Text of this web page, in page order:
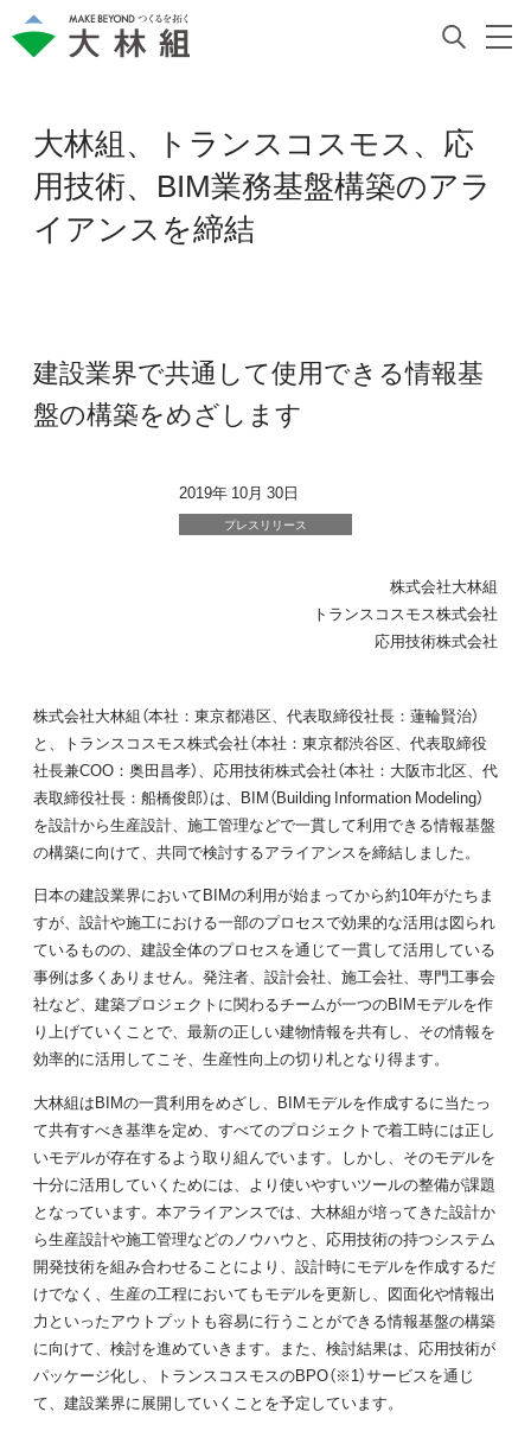
大林組、トランスコスモス、応
用技術、BIM業務基盤構築のアラ
イアンスを締結
建設業界で共通して使用できる情報基
盤の構築をめざします
2019年 10月 30日
プレスリリース
株式会社大林組
トランスコスモス株式会社
応用技術株式会社
株式会社大林組（本社：東京都港区、代表取締役社長：蓮輪賢治）
と、トランスコスモス株式会社（本社：東京都渋谷区、代表取締役
社長兼COO：奥田昌孝）、応用技術株式会社（本社：大阪市北区、代
表取締役社長：船橋俊郎）は、BIM（Building Information Modeling）
を設計から生産設計、施工管理などで一貫して利用できる情報基盤
の構築に向けて、共同で検討するアライアンスを締結しました。
日本の建設業界においてBIMの利用が始まってから約10年がたちま
すが、設計や施工における一部のプロセスで効果的な活用は図られ
ているものの、建設全体のプロセスを通じて一貫して活用している
事例は多くありません。発注者、設計会社、施工会社、専門工事会
社など、建築プロジェクトに関わるチームが一つのBIMモデルを作
り上げていくことで、最新の正しい建物情報を共有し、その情報を
効率的に活用してこそ、生産性向上の切り札となり得ます。
大林組はBIMの一貫利用をめざし、BIMモデルを作成するに当たっ
て共有すべき基準を定め、すべてのプロジェクトで着工時には正し
いモデルが存在するよう取り組んでいます。しかし、そのモデルを
十分に活用していくためには、より使いやすいツールの整備が課題
となっています。本アライアンスでは、大林組が培ってきた設計か
ら生産設計や施工管理などのノウハウと、応用技術の持つシステム
開発技術を組み合わせることにより、設計時にモデルを作成するだ
けでなく、生産の工程においてもモデルを更新し、図面化や情報出
力といったアウトプットも容易に行うことができる情報基盤の構築
に向けて、検討を進めていきます。また、検討結果は、応用技術が
パッケージ化し、トランスコスモスのBPO（※1）サービスを通じ
て、建設業界に展開していくことを予定しています。